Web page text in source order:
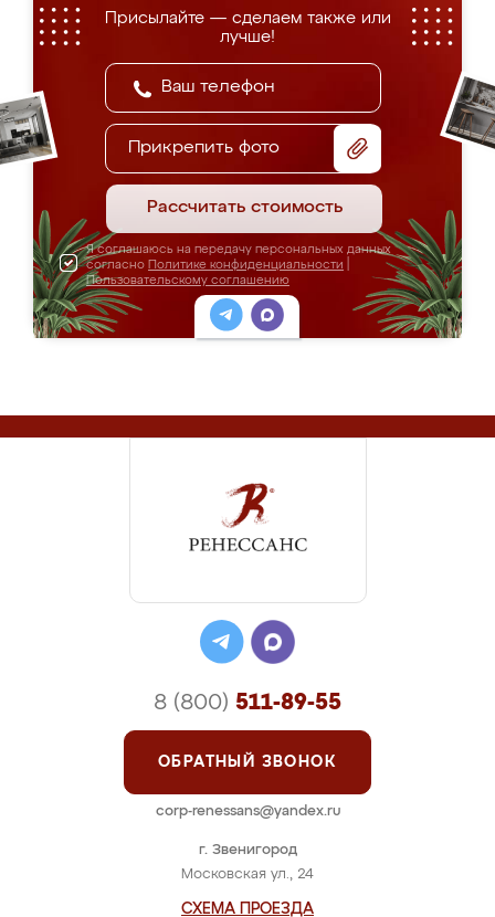
Присылайте — сделаем также или
лучше!
Прикрепить фото
Рассчитать стоимость
Я соглашаюсь на передачу персональных данных
согласно Политике конфиденциальности
Пользовательскому соглашению
г. Звенигород
Московская ул., 24
СХЕМА ПРОЕЗДА
8 (800) 511-89-55
ОБРАТНЫЙ ЗВОНОК
corp-renessans@yandex.ru